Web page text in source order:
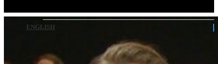
ENGLISH